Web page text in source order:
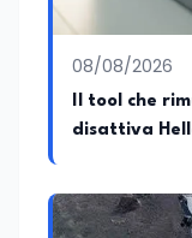
08/08/2026
Il tool che
disattiva